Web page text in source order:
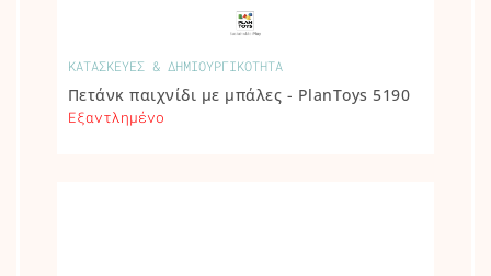
ΚΑΤΑΣΚΕΥΕΣ & ΔΗΜΙΟΥΡΓΙΚΟΤΗΤΑ
Πετάνκ παιχνίδι με μπάλες - PlanToys 5190
Εξαντλημένο